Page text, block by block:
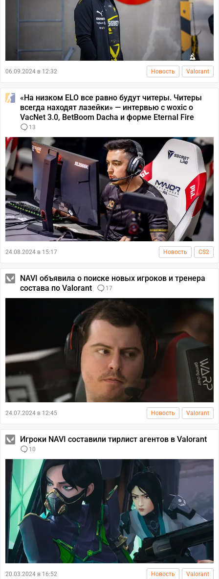
06.09.2024 в 12:32 Новость Valorant
«На низком ELO все равно будут читеры. Читеры
всегда находят лазейки» — интервью с woxic о
VacNet 3.0, BetBoom Dacha и форме Eternal Fire
13
24.08.2024 в 15:17 Новость CS2
NAVI объявила о поиске новых игроков и тренера
состава по Valorant
17
24.07.2024 в 12:45 Новость Valorant
Игроки NAVI составили тирлист агентов в Valorant
10
20.03.2024 в 16:52 Новость Valorant